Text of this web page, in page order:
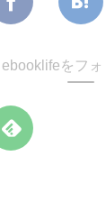
ebooklifeをフォ